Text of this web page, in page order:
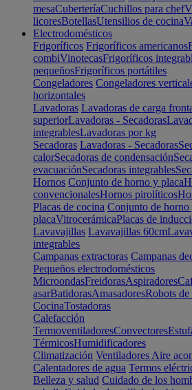
mesaCuberteríaCuchillos para chef
licoresBotellasUtensilios de cocina
Electrodomésticos
Frigoríficos Frigoríficos americanos
combiVinotecasFrigoríficos
pequeñosFrigoríficos portátiles
Congeladores Congeladores
horizontales
Lavadoras Lavadoras de carga
superiorLavadoras - Secadoras
integrablesLavadoras por kg
Secadoras Lavadoras - Secadoras
calorSecadoras de condensación
evacuaciónSecadoras integrables
Hornos Conjunto de horno y placa
convencionalesHornos pirolíticos
Placas de cocina Conjunto de horno
placaVitrocerámicaPlacas de
Lavavajillas Lavavajillas 60cm
integrables
Campanas extractoras Campanas
Pequeños electrodomésticos
MicroondasFreidorasAspiradores
asarBatidorasAmasadoresRobots de
CocinaTostadoras
Calefacción
TermoventiladoresConvectores
TérmicosHumidificadores
Climatización Ventiladores Aire
Calentadores de agua Termos
Belleza y salud Cuidado de los